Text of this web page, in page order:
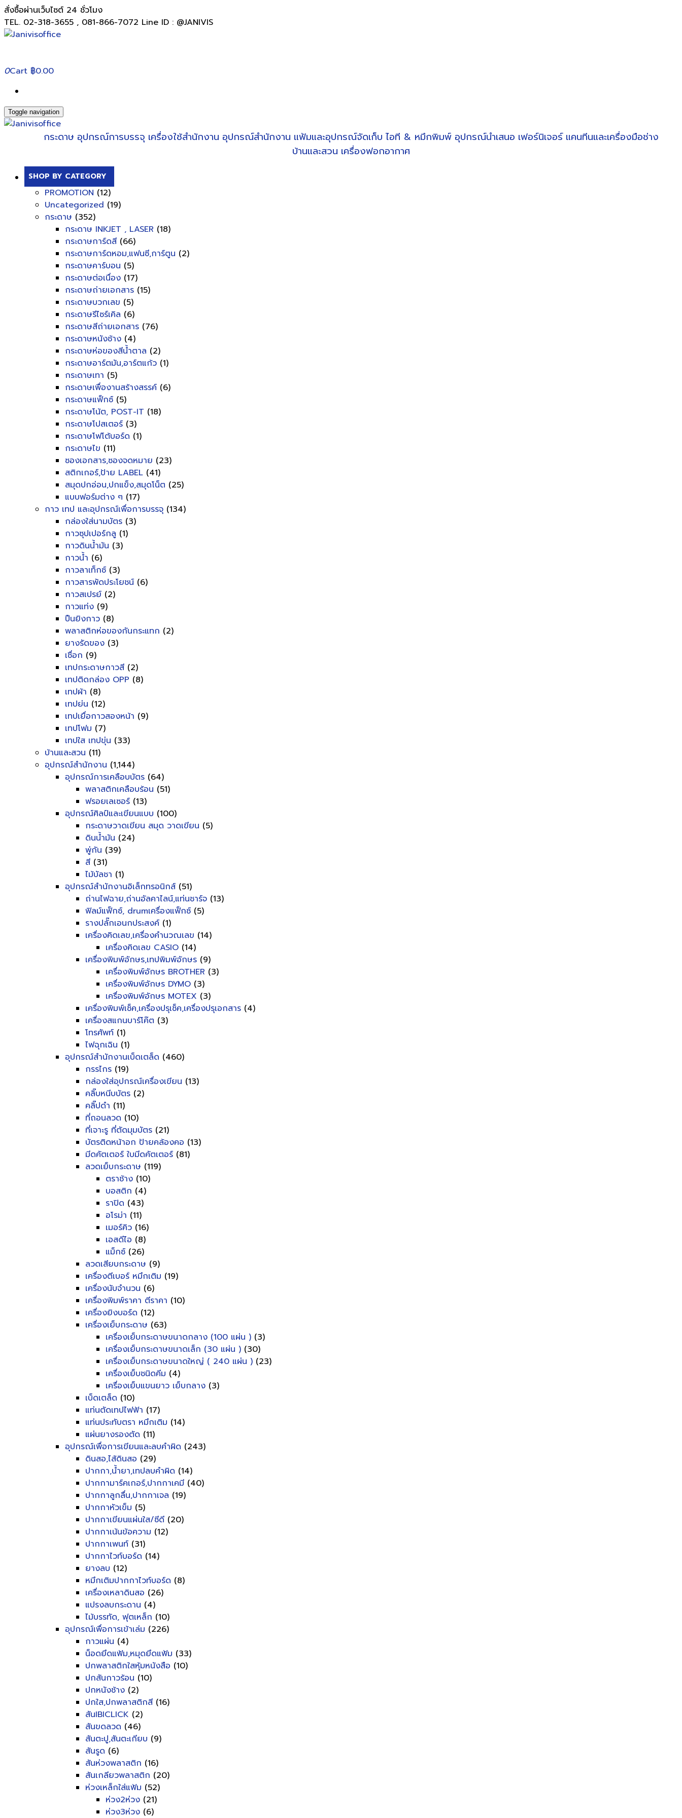
สั่งซื้อผ่านเว็บไซต์ 24 ชั่วโมง
TEL. 02-318-3655 , 081-866-7072 Line ID : @JANIVIS
0Cart ฿0.00
Toggle navigation
กระดาษ อุปกรณ์การบรรจุ เครื่องใช้สำนักงาน อุปกรณ์สำนักงาน แฟ้มและอุปกรณ์จัดเก็บ ไอที & หมึกพิมพ์ อุปกรณ์นำเสนอ เฟอร์นิเจอร์ แคนทีนและเครื่องมือช่าง
บ้านและสวน เครื่องฟอกอากาศ
SHOP BY CATEGORY
PROMOTION (12)
Uncategorized (19)
กระดาษ (352)
กระดาษ INKJET , LASER (18)
กระดาษการ์ดสี (66)
กระดาษการ์ดหอม,แฟนซี,การ์ตูน (2)
กระดาษคาร์บอน (5)
กระดาษต่อเนื่อง (17)
กระดาษถ่ายเอกสาร (15)
กระดาษบวกเลข (5)
กระดาษรีไซร์เคิล (6)
กระดาษสีถ่ายเอกสาร (76)
กระดาษหนังช้าง (4)
กระดาษห่อของสีน้ำตาล (2)
กระดาษอาร์ตมัน,อาร์ตแก้ว (1)
กระดาษเทา (5)
กระดาษเพื่องานสร้างสรรค์ (6)
กระดาษแฟ็กซ์ (5)
กระดาษโน้ต, POST-IT (18)
กระดาษโปสเตอร์ (3)
กระดาษโฟโต้บอร์ด (1)
กระดาษไข (11)
ซองเอกสาร,ซองจดหมาย (23)
สติกเกอร์,ป้าย LABEL (41)
สมุดปกอ่อน,ปกแข็ง,สมุดโน็ต (25)
แบบฟอร์มต่าง ๆ (17)
กาว เทป และอุปกรณ์เพื่อการบรรจุ (134)
กล่องใส่นามบัตร (3)
กาวซุปเปอร์กลู (1)
กาวดินน้ำมัน (3)
กาวน้ำ (6)
กาวลาเท็กซ์ (3)
กาวสารพัดประโยชน์ (6)
กาวสเปรย์ (2)
กาวแท่ง (9)
ปืนยิงกาว (8)
พลาสติกห่อของกันกระแทก (2)
ยางรัดของ (3)
เชื่อก (9)
เทปกระดาษกาวสี (2)
เทปติดกล่อง OPP (8)
เทปผ้า (8)
เทปย่น (12)
เทปเยื่อกาวสองหน้า (9)
เทปโฟม (7)
เทปใส เทปขุ่น (33)
บ้านและสวน (11)
อุปกรณ์สำนักงาน (1,144)
อุปกรณ์การเคลือบบัตร (64)
พลาสติกเคลือบร้อน (51)
ฟรอยเลเซอร์ (13)
อุปกรณ์ศิลป์และเขียนแบบ (100)
กระดาษวาดเขียน สมุด วาดเขียน (5)
ดินน้ำมัน (24)
พู่กัน (39)
สี (31)
ไม้บัลชา (1)
อุปกรณ์สำนักงานอิเล็กทรอนิกส์ (51)
ถ่านไฟฉาย,ถ่านอัลคาไลน์,แท่นชาร์จ (13)
ฟิลม์แฟ็กซ์, drumเครื่องแฟ็กซ์ (5)
รางปลั๊กเอนกประสงค์ (1)
เครื่องคิดเลข,เครื่องคำนวณเลข (14)
เครื่องคิดเลข CASIO (14)
เครื่องพิมพ์อักษร,เทปพิมพ์อักษร (9)
เครื่องพิมพ์อักษร BROTHER (3)
เครื่องพิมพ์อักษร DYMO (3)
เครื่องพิมพ์อักษร MOTEX (3)
เครื่องพิมพ์เช็ค,เครื่องปรุเช็ค,เครื่องปรุเอกสาร (4)
เครื่องสแกนบาร์โค๊ต (3)
โทรศัพท์ (1)
ไฟฉุกเฉิน (1)
อุปกรณ์สำนักงานเบ็ดเตล็ด (460)
กรรไกร (19)
กล่องใส่อุปกรณ์เครื่องเขียน (13)
คลิ๊บหนีบบัตร (2)
คลิ๊ปดำ (11)
ที่ถอนลวด (10)
ที่เจาะรู ที่ตัดมุมบัตร (21)
บัตรติดหน้าอก ป้ายคล้องคอ (13)
มีดคัตเตอร์ ใบมีดคัตเตอร์ (81)
ลวดเย็บกระดาษ (119)
ตราช้าง (10)
บอสติก (4)
ราปิด (43)
อโรม่า (11)
เมอร์คิว (16)
เอสดีไอ (8)
แม็กซ์ (26)
ลวดเสียบกระดาษ (9)
เครื่องตีเบอร์ หมึกเติม (19)
เครื่องนับจำนวน (6)
เครื่องพิมพ์ราคา ตีราคา (10)
เครื่องยิงบอร์ด (12)
เครื่องเย็บกระดาษ (63)
เครื่องเย็บกระดาษขนาดกลาง (100 แผ่น ) (3)
เครื่องเย็บกระดาษขนาดเล็ก (30 แผ่น ) (30)
เครื่องเย็บกระดาษขนาดใหญ่ ( 240 แผ่น ) (23)
เครื่องเย็บชนิดคีม (4)
เครื่องเย็บแขนยาว เย็บกลาง (3)
เบ็ดเตล็ด (10)
แท่นตัดเทปไฟฟ้า (17)
แท่นประทับตรา หมึกเติม (14)
แผ่นยางรองตัด (11)
อุปกรณ์เพื่อการเขียนและลบคำผิด (243)
ดินสอ,ไส้ดินสอ (29)
ปากกา,น้ำยา,เทปลบคำผิด (14)
ปากกามาร์คเกอร์,ปากกาเคมี (40)
ปากกาลูกลื่น,ปากกาเจล (19)
ปากกาหัวเข็ม (5)
ปากกาเขียนแผ่นใส/ซีดี (20)
ปากกาเน้นข้อความ (12)
ปากกาเพนท์ (31)
ปากกาไวท์บอร์ด (14)
ยางลบ (12)
หมึกเติมปากกาไวท์บอร์ด (8)
เครื่องเหลาดินสอ (26)
แปรงลบกระดาน (4)
ไม้บรรทัด, ฟุตเหล็ก (10)
อุปกรณ์เพื่อการเข้าเล่ม (226)
กาวแผ่น (4)
น็อดยึดแฟ้ม,หมุดยึดแฟ้ม (33)
ปกพลาสติกใสหุ้มหนังสือ (10)
ปกสันกาวร้อน (10)
ปกหนังช้าง (2)
ปกใส,ปกพลาสติกสี (16)
สันIBICLICK (2)
สันขดลวด (46)
สันตะปู,สันตะเกียบ (9)
สันรูด (6)
สันห่วงพลาสติก (16)
สันเกลียวพลาสติก (20)
ห่วงเหล็กใส่แฟ้ม (52)
ห่วง2ห่วง (21)
ห่วง3ห่วง (6)